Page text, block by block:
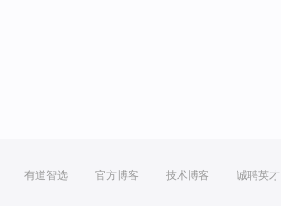
有道智选 官方博客 技术博客 诚聘英才